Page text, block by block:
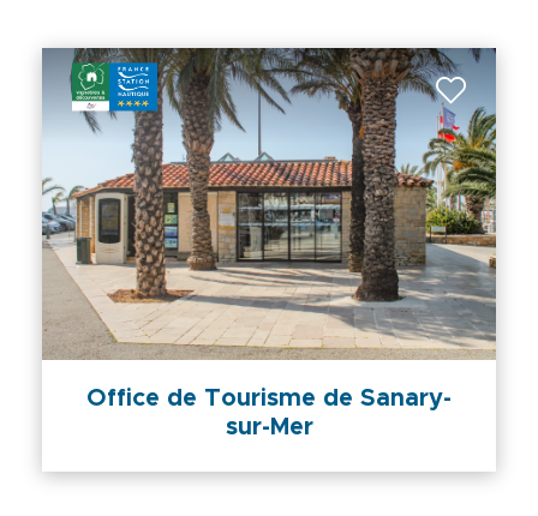
Office de Tourisme de Sanary-
sur-Mer